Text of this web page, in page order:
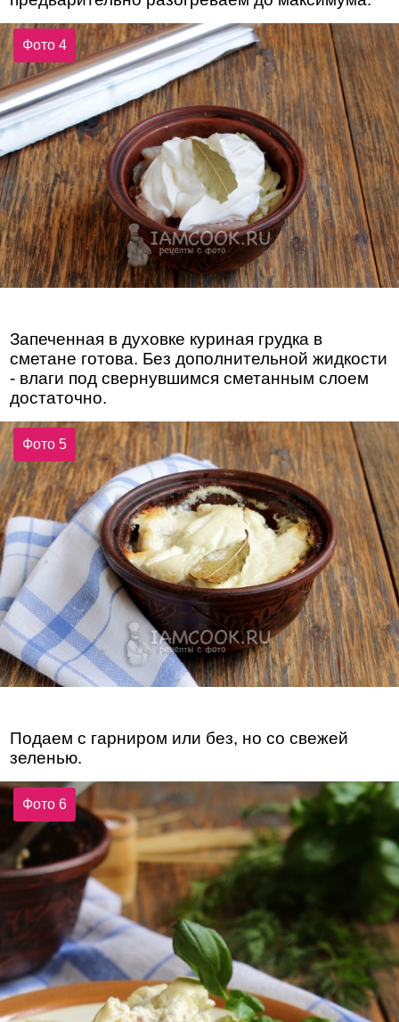
Фото 4
Запеченная в духовке куриная грудка в
сметане готова. Без дополнительной жидкости
- влаги под свернувшимся сметанным слоем
достаточно.
Фото 5
Подаем с гарниром или без, но со свежей
зеленью.
Фото 6